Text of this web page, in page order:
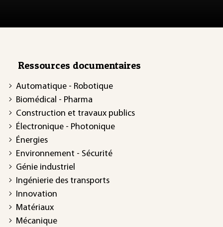
Ressources documentaires
Automatique - Robotique
Biomédical - Pharma
Construction et travaux publics
Électronique - Photonique
Énergies
Environnement - Sécurité
Génie industriel
Ingénierie des transports
Innovation
Matériaux
Mécanique